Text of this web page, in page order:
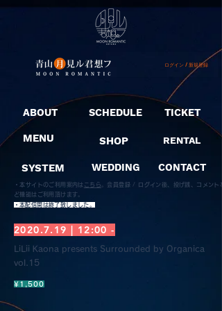
ログイン / 新規登録
ABOUT
MENU
SYSTEM
SCHEDULE
SHOP
WEDDING
TICKET
RENTAL
CONTACT
・本サイトのご利用案内は こちら
会員登録 / ログイン後、投げ銭、コメント
ど機能はご利用頂けます。
​・本配信開は終了致しました。
2020.7.19 | 12:00 -
LiLii Kaona presents Surrounded by Organica
vol.15
¥1,500